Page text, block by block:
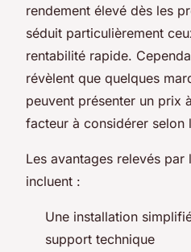
rendement élevé dès les
séduit particulièrement
rentabilité rapide.
révèlent que quelques
peuvent présenter un prix
facteur à considérer selon
Les avantages relevés par
incluent :
Une installation
support technique